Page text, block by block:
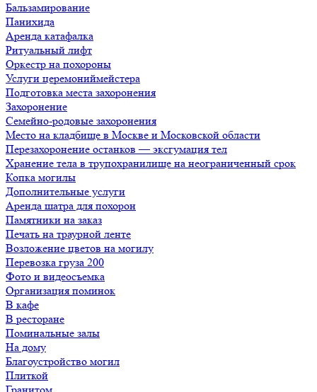
Бальзамирование
Панихида
Аренда катафалка
Ритуальный лифт
Оркестр на похороны
Услуги церемониймейстера
Подготовка места захоронения
Захоронение
Семейно-родовые захоронения
Место на кладбище в Москве и Московской области
Перезахоронение останков — эксгумация тел
Хранение тела в трупохранилище на неограниченный срок
Копка могилы
Дополнительные услуги
Аренда шатра для похорон
Памятники на заказ
Печать на траурной ленте
Возложение цветов на могилу
Перевозка груза 200
Фото и видеосъемка
Организация поминок
В кафе
В ресторане
Поминальные залы
На дому
Благоустройство могил
Плиткой